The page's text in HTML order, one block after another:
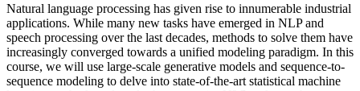
Natural language processing has given rise to innumerable industrial
applications. While many new tasks have emerged in NLP and
speech processing over the last decades, methods to solve them have
increasingly converged towards a unified modeling paradigm. In this
course, we will use large-scale generative models and sequence-to-
sequence modeling to delve into state-of-the-art statistical machine